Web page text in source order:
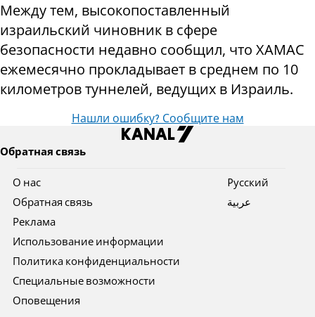
Между тем, высокопоставленный
израильский чиновник в сфере
безопасности недавно сообщил, что ХАМАС
ежемесячно прокладывает в среднем по 10
километров туннелей, ведущих в Израиль.
Нашли ошибку? Сообщите нам
Обратная связь
О нас
Обратная связь
Реклама
Использование информации
Политика конфиденциальности
Специальные возможности
Оповещения
Pусский
عربية